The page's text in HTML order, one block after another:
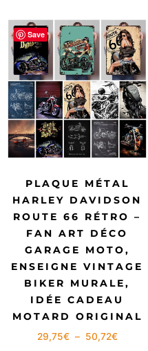
Save
PLAQUE MÉTAL
HARLEY DAVIDSON
ROUTE 66 RÉTRO –
FAN ART DÉCO
GARAGE MOTO,
ENSEIGNE VINTAGE
BIKER MURALE,
IDÉE CADEAU
MOTARD ORIGINAL
29,75€ – 50,72€